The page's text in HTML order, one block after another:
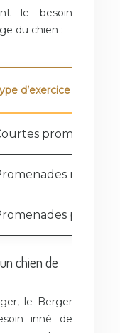
le besoin
du chien :
d’exercice
rapides,
plus
chien de
le Berger
inné de